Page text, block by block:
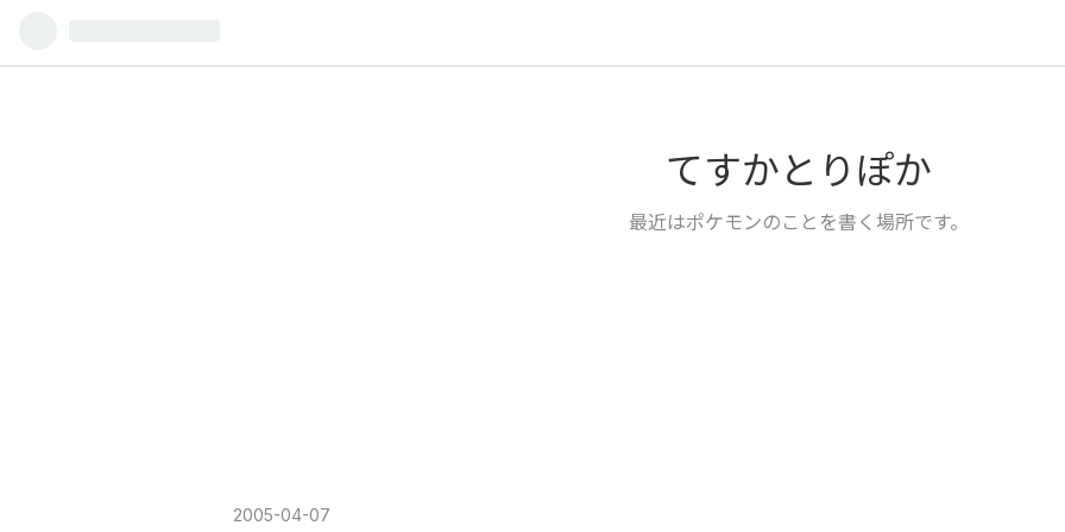
てすかとりぽか
最近はポケモンのことを書く場所です。
2005-04-07